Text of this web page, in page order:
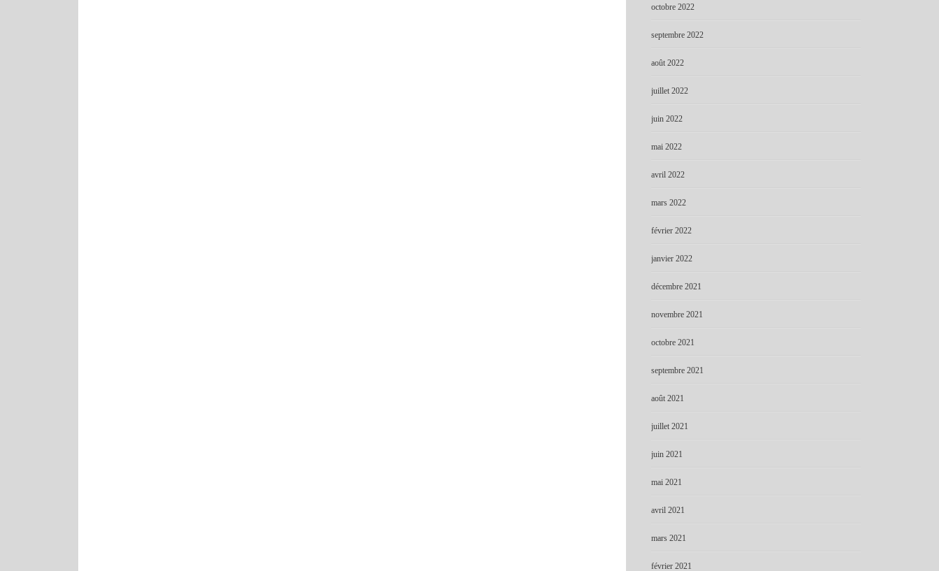
octobre 2022
septembre 2022
août 2022
juillet 2022
juin 2022
mai 2022
avril 2022
mars 2022
février 2022
janvier 2022
décembre 2021
novembre 2021
octobre 2021
septembre 2021
août 2021
juillet 2021
juin 2021
mai 2021
avril 2021
mars 2021
février 2021